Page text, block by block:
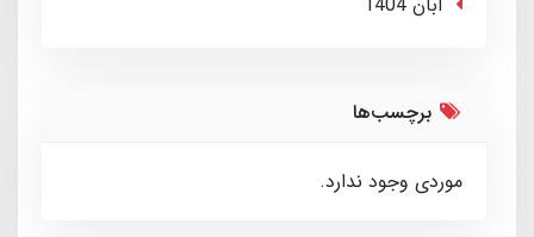
برچسب‌ها
موردی وجود ندارد.